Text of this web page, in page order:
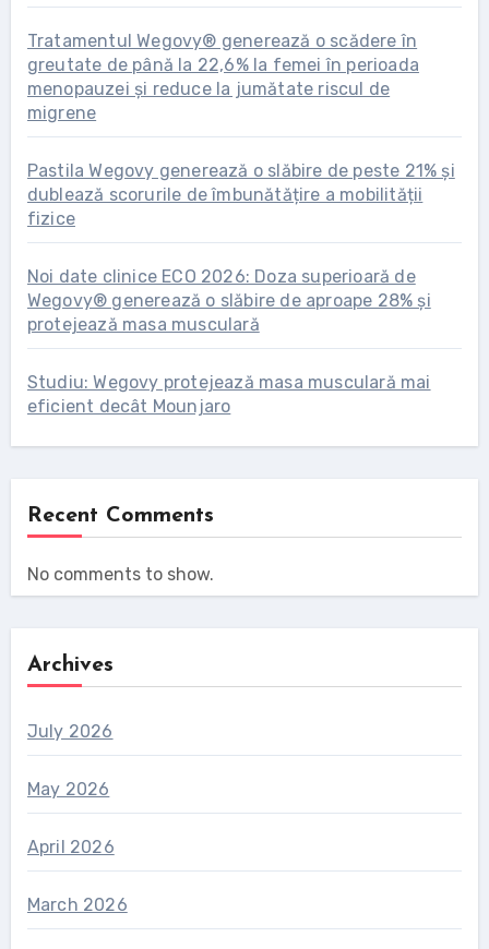
Tratamentul Wegovy® generează o scădere în
greutate de până la 22,6% la femei în perioada
menopauzei și reduce la jumătate riscul de
migrene
Pastila Wegovy generează o slăbire de peste 21% și
dublează scorurile de îmbunătățire a mobilității
fizice
Noi date clinice ECO 2026: Doza superioară de
Wegovy® generează o slăbire de aproape 28% și
protejează masa musculară
Studiu: Wegovy protejează masa musculară mai
eficient decât Mounjaro
Recent Comments
No comments to show.
Archives
July 2026
May 2026
April 2026
March 2026